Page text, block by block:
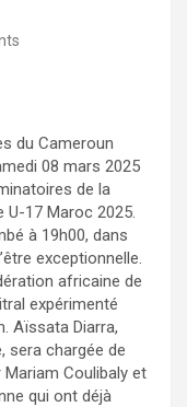
du Cameroun
08 mars 2025
de la
U-17 Maroc 2025.
à 19h00, dans
exceptionnelle.
africaine de
expérimenté
Aïssata Diarra,
sera chargée de
Coulibaly et
qui ont déjà